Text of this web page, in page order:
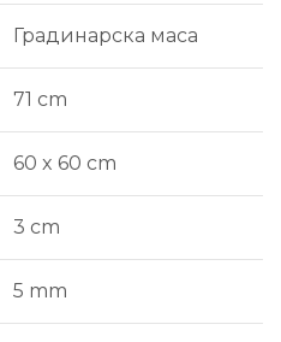
Градинарска маса
71 cm
60 x 60 cm
3 cm
5 mm